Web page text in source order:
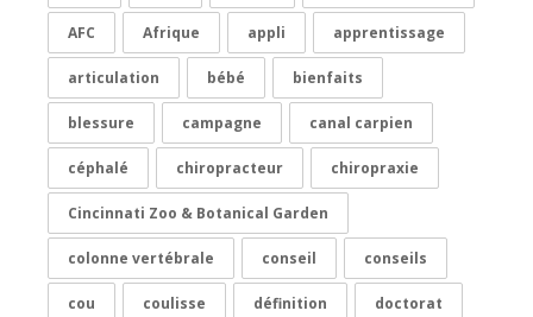
AFC Afrique appli apprentissage
articulation bébé bienfaits
blessure campagne canal carpien
céphalé chiropracteur chiropraxie
Cincinnati Zoo & Botanical Garden
colonne vertébrale conseil conseils
cou coulisse définition doctorat